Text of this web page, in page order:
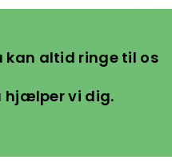
kan altid ringe til os
hjælper vi dig.